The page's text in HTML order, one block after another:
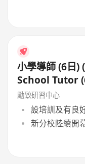
小學導師 (6日
School Tutor
Shatin)
勵致研習中心
設培訓及有良
新分校陸續開